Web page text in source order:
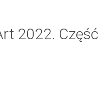
2022. Część